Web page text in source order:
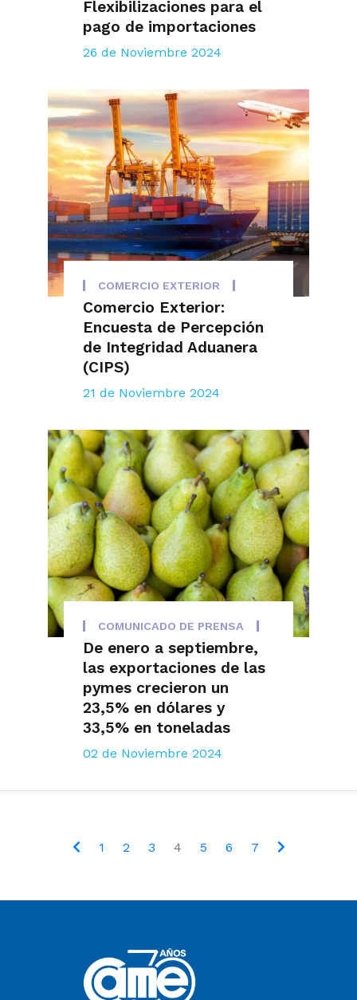
Flexibilizaciones para el
pago de importaciones
26 de Noviembre 2024
COMERCIO EXTERIOR
Comercio Exterior:
Encuesta de Percepción
de Integridad Aduanera
(CIPS)
21 de Noviembre 2024
COMUNICADO DE PRENSA
De enero a septiembre,
las exportaciones de las
pymes crecieron un
23,5% en dólares y
33,5% en toneladas
02 de Noviembre 2024
1 2 3 4 5 6 7